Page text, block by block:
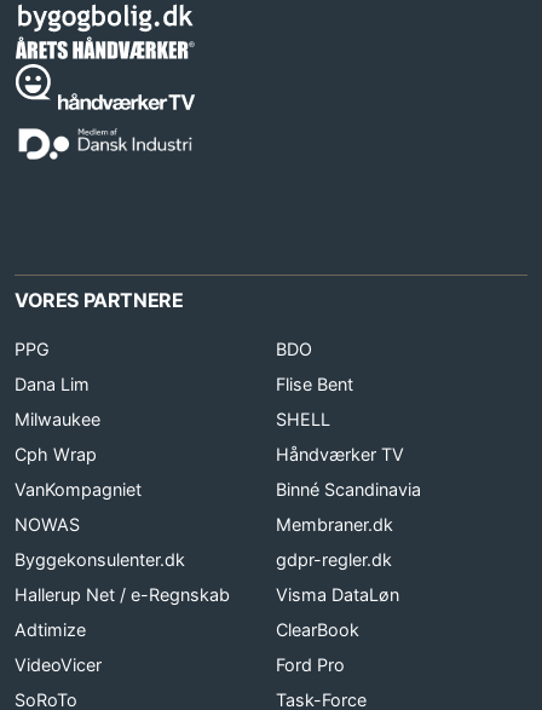
VORES PARTNERE
PPG
BDO
Dana Lim
Flise Bent
Milwaukee
SHELL
Cph Wrap
Håndværker TV
VanKompagniet
Binné Scandinavia
NOWAS
Membraner.dk
Byggekonsulenter.dk
gdpr-regler.dk
Hallerup Net / e-Regnskab
Visma DataLøn
Adtimize
ClearBook
VideoVicer
Ford Pro
SoRoTo
Task-Force